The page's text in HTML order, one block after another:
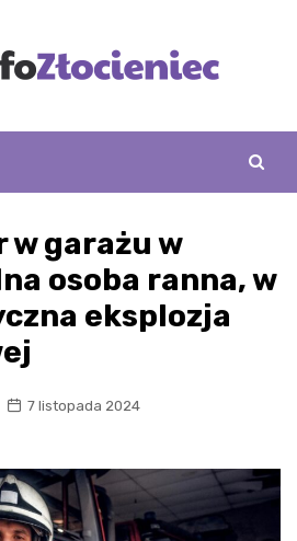
w garażu w
osoba ranna, w
eksplozja
7 listopada 2024